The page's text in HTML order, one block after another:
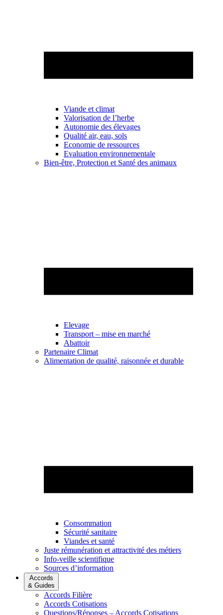
Viande et climat
Valorisation de l’herbe
Autonomie des élevages
Qualité air, eau, sols
Economie de ressources
Evaluation environnementale
Bien-être, Protection et Santé des animaux
Elevage
Transport – mise en marché
Abattoir
Partenaire Climat
Alimentation de qualité, raisonnée et durable
Consommation
Sécurité sanitaire
Viandes et santé
Juste rémunération et attractivité des métiers
Info-veille scientifique
Sources d’information
Accords
& Guides
Accords Filière
Accords Cotisations
Questions/Réponses – Accords Cotisations